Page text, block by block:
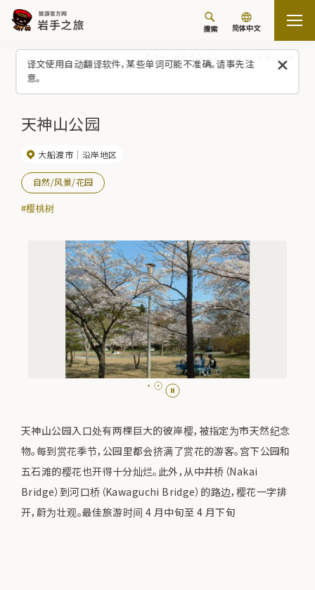
译文使用自动翻译软件，某些单词可能不准确。请事先注
意。
搜索 简体中文
天神山公园
大船渡市 沿岸地区
自然/风景/花园
#樱桃树
天神山公园入口处有两棵巨大的彼岸樱，被指定为市天然纪念
物。每到赏花季节，公园里都会挤满了赏花的游客。宫下公园和
五石滩的樱花也开得十分灿烂。此外，从中井桥（Nakai
Bridge）到河口桥（Kawaguchi Bridge）的路边，樱花一字排
开，蔚为壮观。最佳旅游时间 4 月中旬至 4 月下旬